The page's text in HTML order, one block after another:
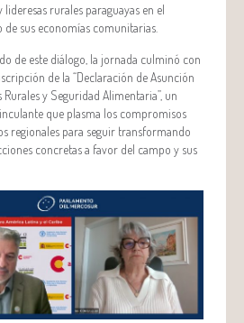
rurales paraguayas en el
de sus economías comunitarias.
de este diálogo, la jornada culminó con
de la “Declaración de Asunción
Rurales y Seguridad Alimentaria”, un
que plasma los compromisos
regionales para seguir transformando
concretas a favor del campo y sus